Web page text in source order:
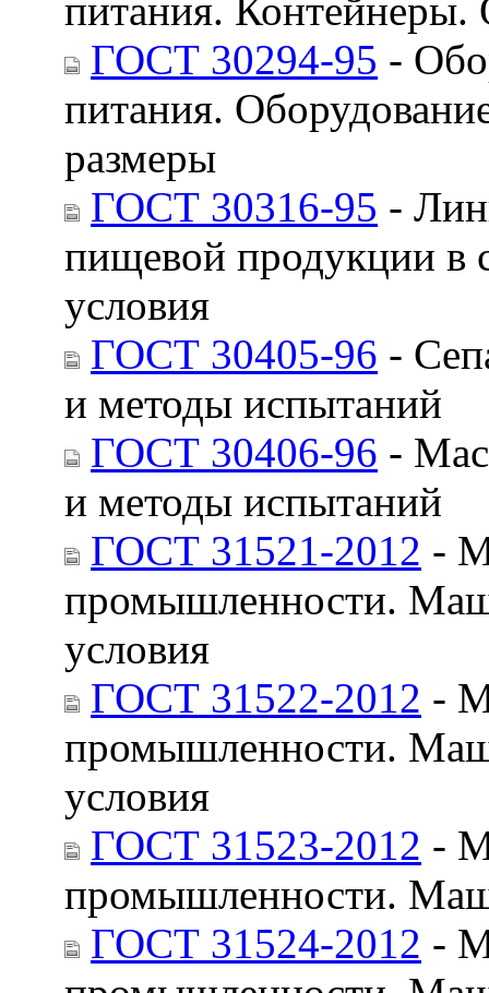
питания.
ГОСТ 30294-95 -
питания.
размеры
ГОСТ 30316-95 -
пищевой продукции в
условия
ГОСТ 30405-96 -
и методы испытаний
ГОСТ 30406-96 -
и методы испытаний
ГОСТ 31521-2012 -
промышленности.
условия
ГОСТ 31522-2012 -
промышленности.
условия
ГОСТ 31523-2012 -
промышленности.
ГОСТ 31524-2012 -